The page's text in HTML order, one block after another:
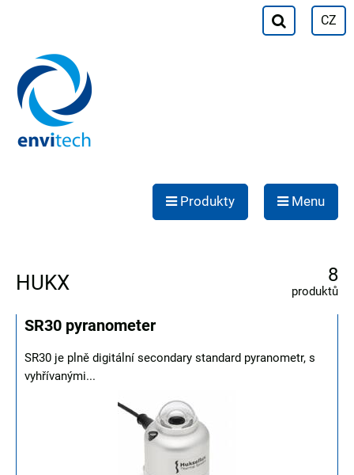
CZ
Produkty Menu
HUKX 8
produktů
SR30 pyranometer
SR30 je plně digitální secondary standard pyranometr, s
vyhřívanými...